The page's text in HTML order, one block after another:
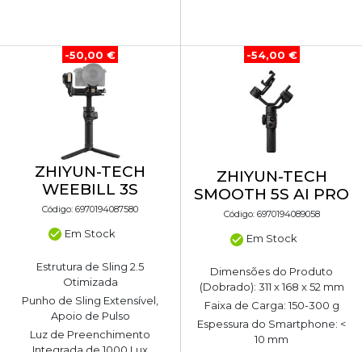
-50,00 €
ZHIYUN-TECH
WEEBILL 3S
Código: 6970194087580
Em Stock
Estrutura de Sling 2.5
Otimizada
Punho de Sling Extensível,
Apoio de Pulso
Luz de Preenchimento
Integrada de 1000 Lux
-54,00 €
ZHIYUN-TECH
SMOOTH 5S AI PRO
Código: 6970194089058
Em Stock
Dimensões do Produto
(Dobrado): 311 x 168 x 52 mm
Faixa de Carga: 150-300 g
Espessura do Smartphone: <
10 mm